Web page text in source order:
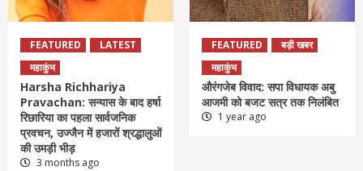
FEATURED
LATEST
महाकुंभ
Harsha Richhariya
Pravachan: सन्यास के बाद हर्षा
रिछारिया का पहला सार्वजनिक
प्रवचन, उज्जैन में हजारों श्रद्धालुओं
की उमड़ी भीड़
3 months ago
FEATURED
बड़ी खबर
महाकुंभ
औरंगजेब विवाद: सपा विधायक अबु
आजमी को बजट सत्र तक निलंबित
1 year ago